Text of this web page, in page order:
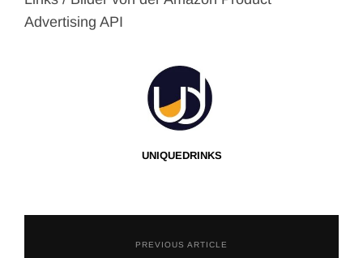
Advertising API
UNIQUEDRINKS
PREVIOUS ARTICLE